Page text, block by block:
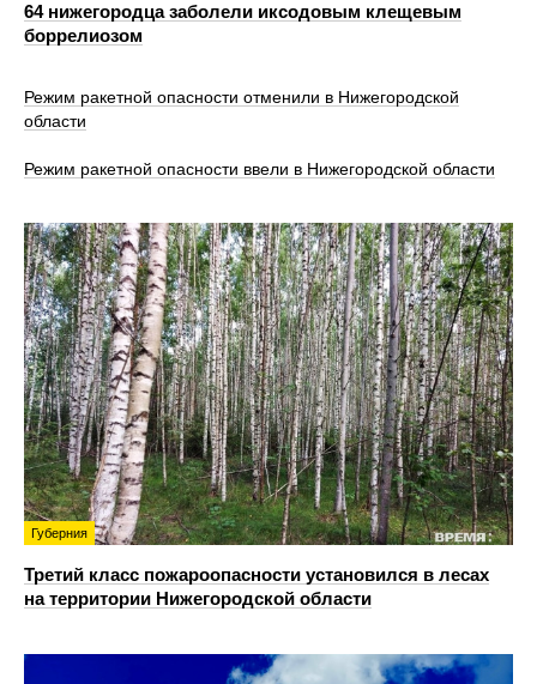
64 нижегородца заболели иксодовым клещевым
боррелиозом
Режим ракетной опасности отменили в Нижегородской
области
Режим ракетной опасности ввели в Нижегородской области
Губерния
Третий класс пожароопасности установился в лесах
на территории Нижегородской области